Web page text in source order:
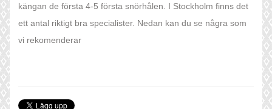
kängan de första 4-5 första snörhålen. I Stockholm finns det
ett antal riktigt bra specialister. Nedan kan du se några som
vi rekomenderar